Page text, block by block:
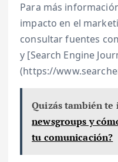
Para más
impacto en el
consultar fuentes
y [Search Engine
(https://
Quizás también te
newsgroups y
tu comunicación?